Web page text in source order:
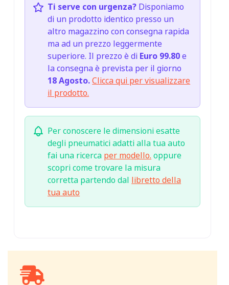
Ti serve con urgenza? Disponiamo
di un prodotto identico presso un
altro magazzino con consegna rapida
ma ad un prezzo leggermente
superiore. Il prezzo è di Euro 99.80e
la consegna è prevista per il giorno
18 Agosto.Clicca qui per visualizzare
il prodotto.
Per conoscere le dimensioni esatte
degli pneumatici adatti alla tua auto
fai una ricerca per modello. oppure
scopri come trovare la misura
corretta partendo dal libretto della
tua auto